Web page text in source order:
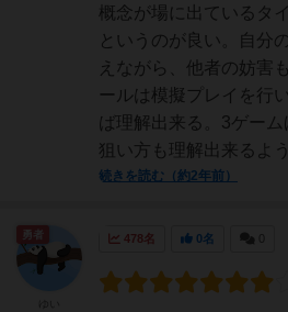
概念が場に出ているタ
というのが良い。自分
えながら、他者の妨害
ールは模擬プレイを行
ば理解出来る。3ゲー
狙い方も理解出来るよ
続きを読む（約2年前）
478名 0名